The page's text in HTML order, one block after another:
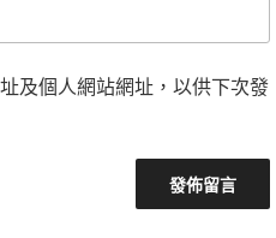
及個人網站網址，以供下次發